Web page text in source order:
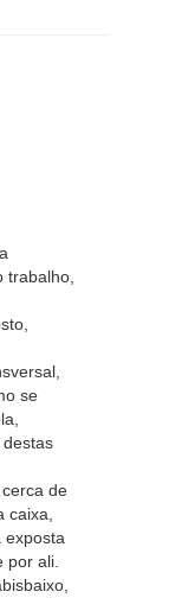
trabalho,
se
de
caixa,
exposta
por ali.